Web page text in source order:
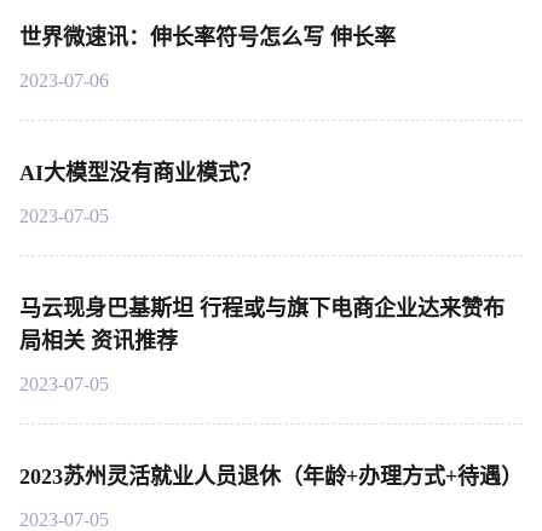
世界微速讯：伸长率符号怎么写 伸长率
2023-07-06
AI大模型没有商业模式？
2023-07-05
马云现身巴基斯坦 行程或与旗下电商企业达来赞布
局相关 资讯推荐
2023-07-05
2023苏州灵活就业人员退休（年龄+办理方式+待遇）
2023-07-05